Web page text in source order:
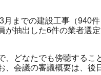
までの建設工事（940
抽出した6件の業者選
どなたでも傍聴するこ
、会議の審議概要は、